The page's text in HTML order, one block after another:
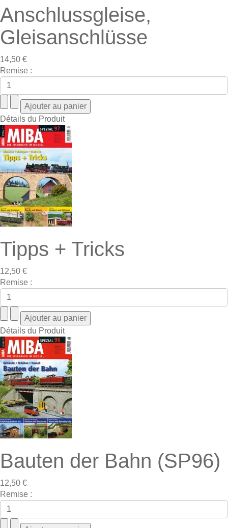
Anschlussgleise,
Gleisanschlüsse
14,50 €
Remise :
Détails du Produit
Tipps + Tricks
12,50 €
Remise :
Détails du Produit
Bauten der Bahn (SP96)
12,50 €
Remise :